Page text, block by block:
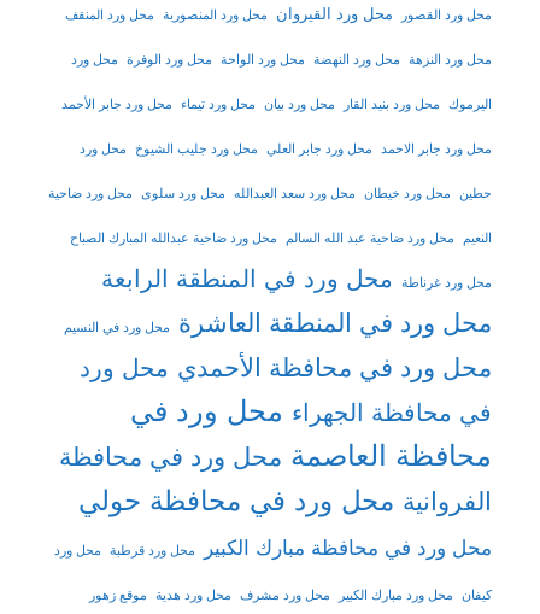
محل ورد القصور محل ورد القيروان محل ورد المنصورية محل ورد المنقف
محل ورد النزهة محل ورد النهضة محل ورد الواحة محل ورد الوفرة محل ورد
اليرموك محل ورد بنيد القار محل ورد بيان محل ورد تيماء محل ورد جابر الأحمد
محل ورد جابر الاحمد محل ورد جابر العلي محل ورد جليب الشيوخ محل ورد
حطين محل ورد خيطان محل ورد سعد العبدالله محل ورد سلوى محل ورد ضاحية
النعيم محل ورد ضاحية عبد الله السالم محل ورد ضاحية عبدالله المبارك الصباح
محل ورد غرناطة
محل ورد في المنطقة الرابعة
محل ورد في المنطقة العاشرة
محل ورد في النسيم
محل ورد في محافظة الأحمدي محل ورد
في محافظة الجهراء محل ورد في
محافظة العاصمة محل ورد في محافظة
الفروانية محل ورد في محافظة حولي
محل ورد في محافظة مبارك الكبير محل ورد قرطبة محل ورد
كيفان محل ورد مبارك الكبير محل ورد مشرف محل ورد هدية موقع زهور